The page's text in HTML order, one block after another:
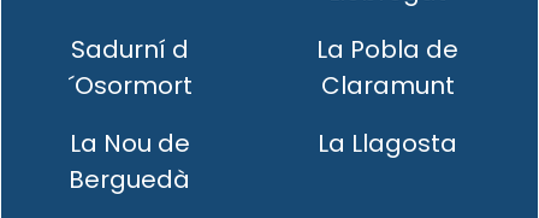
Sadurní d
´Osormort
La Pobla de
Claramunt
La Nou de
Berguedà
La Llagosta